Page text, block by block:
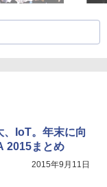
IoT。年末に向
2015まとめ
2015年9月11日